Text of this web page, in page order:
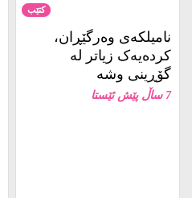
کردەیەک زیاتر لە
گۆڕینی وشە
7 ساڵ پێش ئێستا